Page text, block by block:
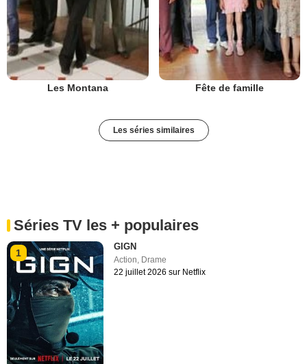
Les Montana Fête de famille
Les séries similaires
Séries TV les + populaires
1
GIGN
Action Drame
22 juillet 2026 sur Netflix